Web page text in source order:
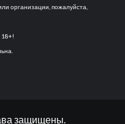
организации, пожалуйста,
18+!
защищены.